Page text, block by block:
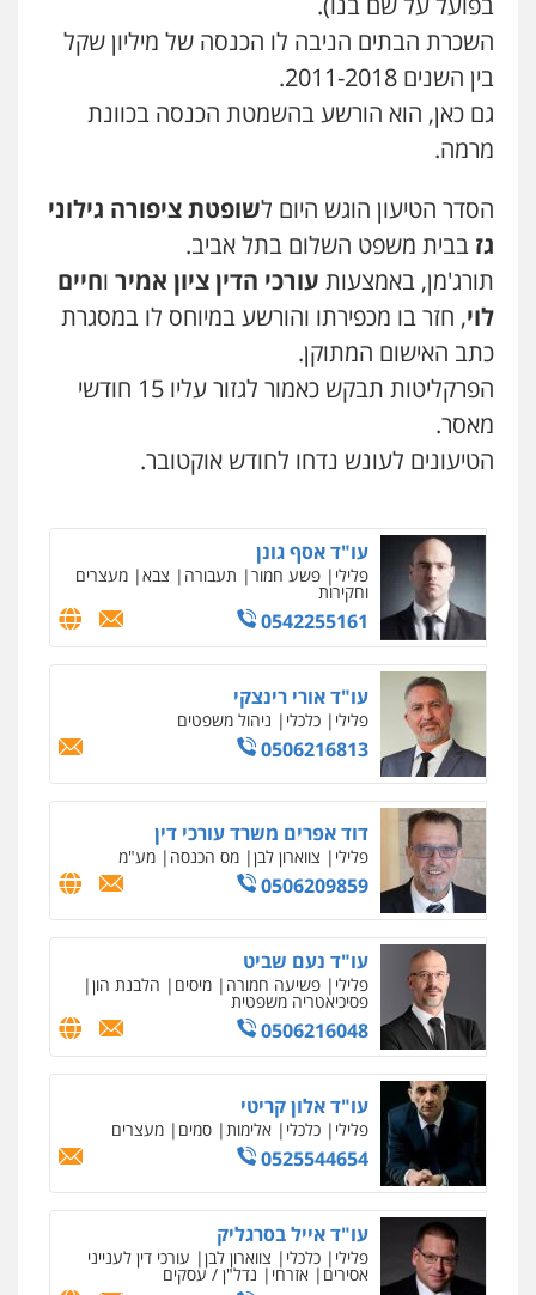
השכרת הבתים הניבה לו הכנסה של מיליון שקל
בין השנים 2011-2018.
גם כאן, הוא הורשע בהשמטת הכנסה בכוונת
מרמה.
הסדר הטיעון הוגש היום לשופטת ציפורה גילוני
גז בבית משפט השלום בתל אביב.
תורג'מן, באמצעות עורכי הדין ציון אמיר וחיים
לוי, חזר בו מכפירתו והורשע במיוחס לו במסגרת
כתב האישום המתוקן.
הפרקליטות תבקש כאמור לגזור עליו 15 חודשי
מאסר.
הטיעונים לעונש נדחו לחודש אוקטובר.
עו"ד אייל בסרגליק
עורכי דין לענייני
אסירים אזרחי נדל"ן / עסקים
0528488515
0505471497
גיל דביר – משרד עורכי דין
פלילי פשיעה כלכלית צווארון לבן
0506217771
0528758840
עו"ד אסף גונן
פלילי פשע חמור תעבורה צבא מעצרים
וחקירות
0542255161
עו"ד אורי רינצקי
פלילי כלכלי ניהול משפטים
0506216813
דוד אפרים משרד עורכי דין
פלילי צווארון לבן מס הכנסה מע"מ
0506209859
עו"ד נעם שביט
פלילי פשיעה חמורה מיסים הלבנת הון
פסיכיאטריה משפטית
0506216048
עו"ד אלון קריטי
פלילי כלכלי אלימות סמים מעצרים
0525544654
עו"ד אייל בסרגליק
פלילי כלכלי צווארון לבן עורכי דין לענייני
אסירים אזרחי נדל"ן / עסקים